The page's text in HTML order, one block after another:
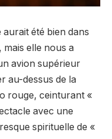
été bien dans
elle nous a
avion supérieur
au-dessus de la
rouge, ceinturant «
avec une
spirituelle de «